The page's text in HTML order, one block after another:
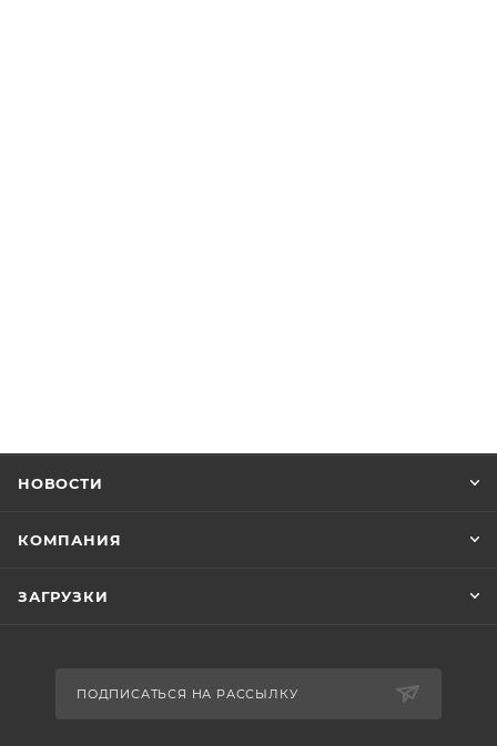
НОВОСТИ
КОМПАНИЯ
ЗАГРУЗКИ
ПОДПИСАТЬСЯ НА РАССЫЛКУ